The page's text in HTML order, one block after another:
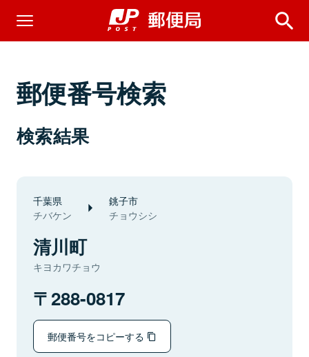
郵便番号検索
検索結果
千葉県
チバケン
銚子市
チョウシシ
清川町
キヨカワチョウ
288-0817
郵便番号をコピーする